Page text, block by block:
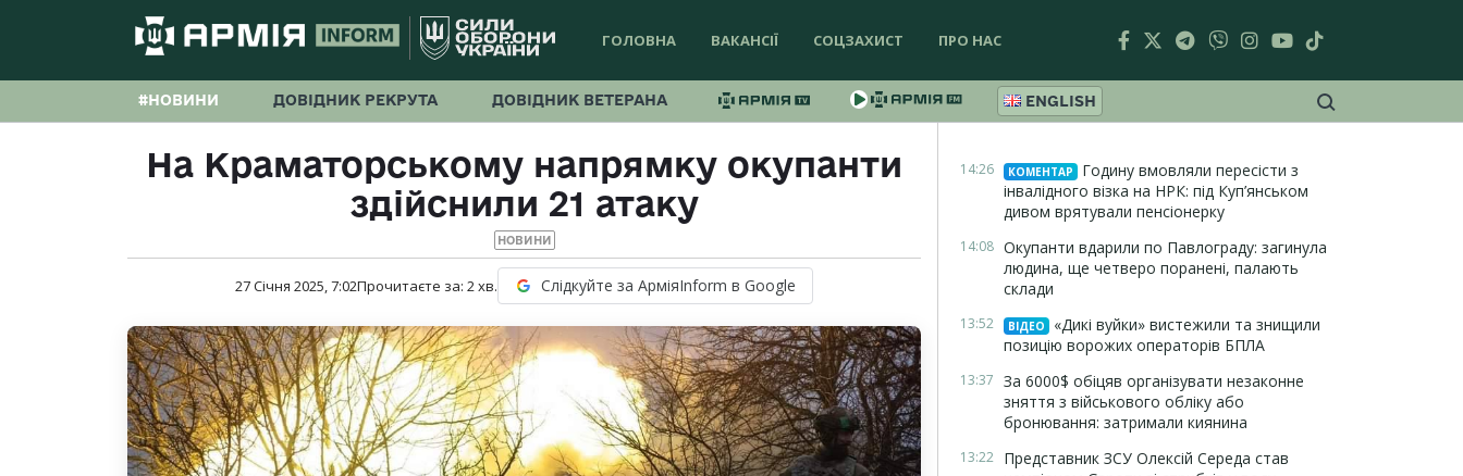
ГОЛОВНА ВАКАНСІЇ СОЦЗАХИСТ ПРО НАС
#НОВИНИ ДОВІДНИК РЕКРУТА ДОВІДНИК ВЕТЕРАНА ENGLISH
На Краматорському напрямку окупанти
здійснили 21 атаку
НОВИНИ
27 Січня 2025, 7:02Прочитаєте за: 2хв. Слідкуйте за АрміяInform в Google
14:26 КОМЕНТАР
Годину вмовляли пересісти з
інвалідного візка на НРК: під Куп’янськом
дивом врятували пенсіонерку
14:08 Окупанти вдарили по Павлограду: загинула
людина, ще четверо поранені, палають
склади
13:52 ВІДЕО
«Дикі вуйки» вистежили та знищили
позицію ворожих операторів БПЛА
13:37 За 6000$ обіцяв організувати незаконне
зняття з військового обліку або
бронювання: затримали киянина
13:22 Представник ЗСУ Олексій Середа став